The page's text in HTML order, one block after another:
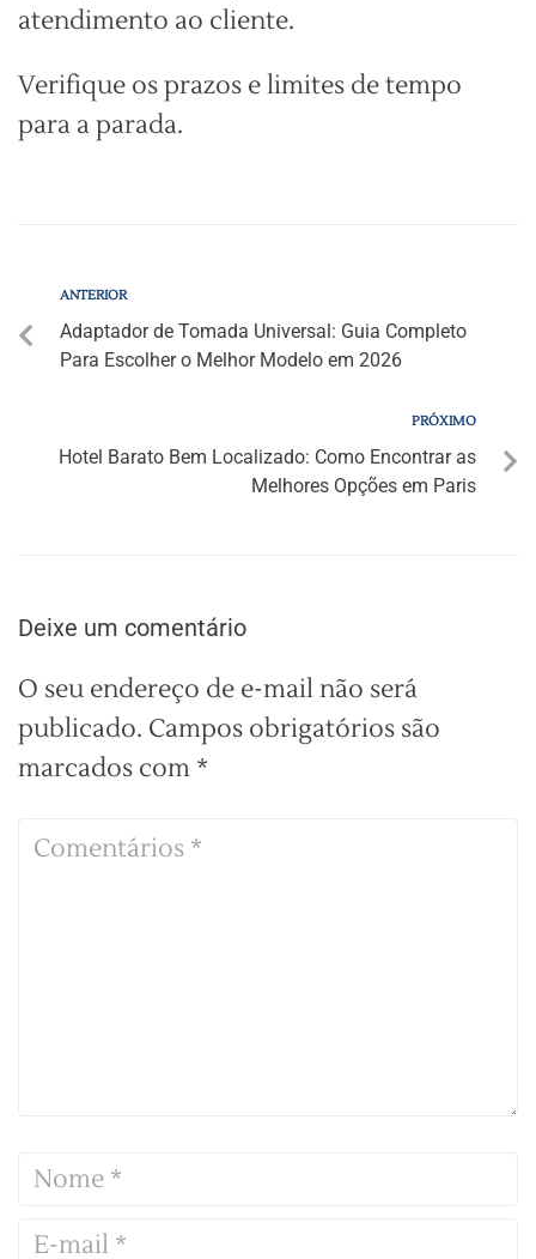
atendimento ao cliente.
Verifique os prazos e limites de tempo
para a parada.
ANTERIOR
Adaptador de Tomada Universal: Guia Completo
Para Escolher o Melhor Modelo em 2026
PRÓXIMO
Hotel Barato Bem Localizado: Como Encontrar as
Melhores Opções em Paris
Deixe um comentário
O seu endereço de e-mail não será
publicado. Campos obrigatórios são
marcados com *